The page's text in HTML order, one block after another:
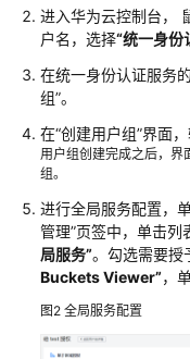
明
选）
授
权
子
号
使
用
图
索
进入华为云控制台，
户名，选择“统一身份
在统一身份认证服务
组”。
在“创建用户组”界面，
用户组创建完成之后，界
组。
进行全局服务配置，
管理”页签中，单击列
局服务”。勾选需要授
Buckets Viewer”，
图2 全局服务配置